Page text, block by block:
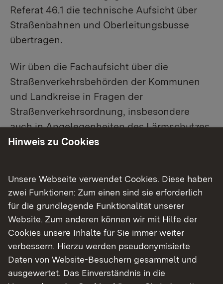
Referat 46.1 die technische Aufsicht über
Straßenbahnen und Oberleitungsbusse
übertragen.
Wir üben die Fachaufsicht über die
Straßenverkehrsbehörden der Kommunen
und Landkreise in Fragen der
Straßenverkehrsordnung, insbesondere
auch in Angelegenheiten des Lärmschutzes
aus.
Aufgabenbereichs
Unsere Kernaufgaben
Das Verkehrsreferat hat ein breites
Aufgabenspektrum und bedient einen großen
Kundenkreis: Unsere Kunden sind zum Beispiel
Busunternehmer, Schwertransportunternehmer,
Hinweis zu Cookies
Unsere Webseite verwendet Cookies. Diese haben
zwei Funktionen: Zum einen sind sie erforderlich
für die grundlegende Funktionalität unserer
Website. Zum anderen können wir mit Hilfe der
Cookies unsere Inhalte für Sie immer weiter
verbessern. Hierzu werden pseudonymisierte
Daten von Website-Besuchern gesammelt und
ausgewertet. Das Einverständnis in die